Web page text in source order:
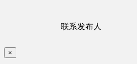
联系发布人
×